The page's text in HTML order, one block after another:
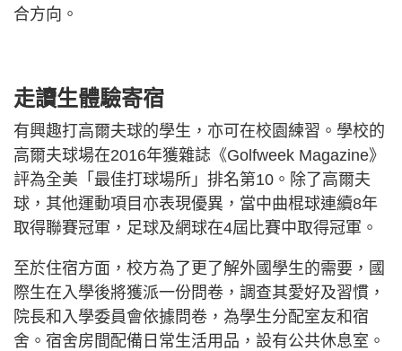
合方向。
走讀生體驗寄宿
有興趣打高爾夫球的學生，亦可在校園練習。學校的
高爾夫球場在2016年獲雜誌《Golfweek Magazine》
評為全美「最佳打球場所」排名第10。除了高爾夫
球，其他運動項目亦表現優異，當中曲棍球連續8年
取得聯賽冠軍，足球及網球在4屆比賽中取得冠軍。
至於住宿方面，校方為了更了解外國學生的需要，國
際生在入學後將獲派一份問卷，調查其愛好及習慣，
院長和入學委員會依據問卷，為學生分配室友和宿
舍。宿舍房間配備日常生活用品，設有公共休息室。